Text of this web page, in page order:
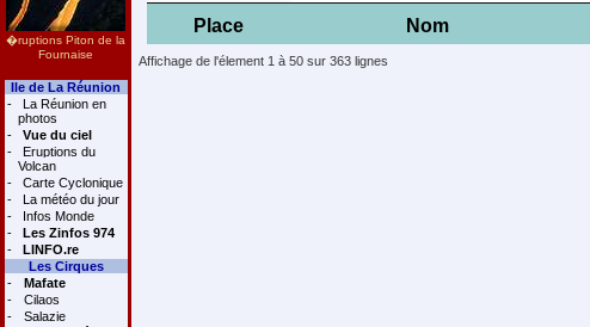
�ruptions Piton de la
Fournaise
Ile de La Réunion
-
La Réunion en
photos
-
Vue du ciel
-
Eruptions du
Volcan
-
Carte Cyclonique
-
La météo du jour
-
Infos Monde
-
Les Zinfos 974
-
LINFO.re
Les Cirques
-
Mafate
-
Cilaos
-
Salazie
Place Nom
Affichage de l'élement 1 à 50 sur 363 lignes